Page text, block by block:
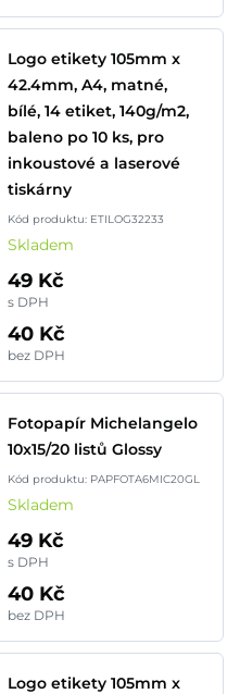
Logo etikety 105mm x
42.4mm, A4, matné,
bílé, 14 etiket, 140g/m2,
baleno po 10 ks, pro
inkoustové a laserové
tiskárny
Kód produktu: ETILOG32233
Skladem
49 Kč
s DPH
40 Kč
bez DPH
Fotopapír Michelangelo
10x15/20 listů Glossy
Kód produktu: PAPFOTA6MIC20GL
Skladem
49 Kč
s DPH
40 Kč
bez DPH
Logo etikety 105mm x